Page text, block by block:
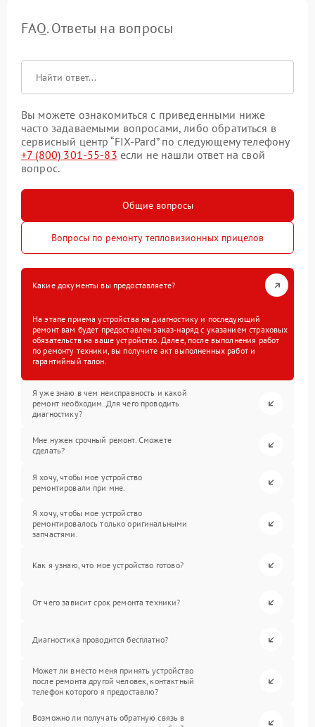
FAQ. Ответы на вопросы
Вы можете ознакомиться с приведенными ниже
часто задаваемыми вопросами, либо обратиться в
сервисный центр “FIX-Pard” по следующему телефону
+7 (800) 301-55-83 если не нашли ответ на свой
вопрос.
Общие вопросы
Вопросы по ремонту тепловизионных прицелов
Какие документы вы предоставляете?
На этапе приема устройства на диагностику и последующий
ремонт вам будет предоставлен заказ-наряд с указанием страховых
обязательств на ваше устройство. Далее, после выполнения работ
по ремонту техники, вы получите акт выполненных работ и
гарантийный талон.
Я уже знаю в чем неисправность и какой
ремонт необходим. Для чего проводить
диагностику?
Мне нужен срочный ремонт. Сможете
сделать?
Я хочу, чтобы мое устройство
ремонтировали при мне.
Я хочу, чтобы мое устройство
ремонтировалось только оригинальными
запчастями.
Как я узнаю, что мое устройство готово?
От чего зависит срок ремонта техники?
Диагностика проводится бесплатно?
Может ли вместо меня принять устройство
после ремонта другой человек, контактный
телефон которого я предоставлю?
Возможно ли получать обратную связь в